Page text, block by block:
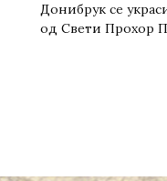
Донибрук се
од Свети Прохор